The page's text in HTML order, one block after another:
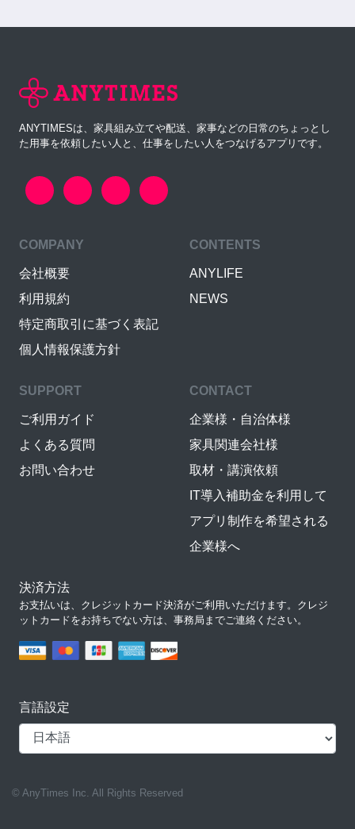
ANYTIMESは、家具組み立てや配送、家事などの日常のちょっとし
た用事を依頼したい人と、仕事をしたい人をつなげるアプリです。
COMPANY
会社概要
利用規約
特定商取引に基づく表記
個人情報保護方針
CONTENTS
ANYLIFE
NEWS
SUPPORT
ご利用ガイド
よくある質問
お問い合わせ
CONTACT
企業様・自治体様
家具関連会社様
取材・講演依頼
IT導入補助金を利用して
アプリ制作を希望される
企業様へ
決済方法
お支払いは、クレジットカード決済がご利用いただけます。クレジ
ットカードをお持ちでない方は、事務局までご連絡ください。
言語設定
© AnyTimes Inc. All Rights Reserved